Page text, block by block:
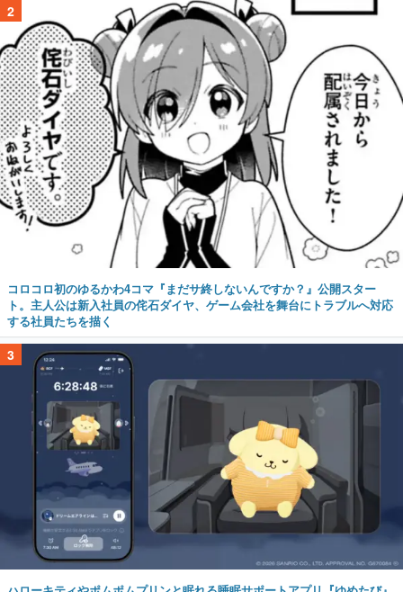
2
コロコロ初のゆるかわ4コマ『まだサ終しないんですか？』公開スター
ト。主人公は新入社員の侘石ダイヤ、ゲーム会社を舞台にトラブルへ対応
する社員たちを描く
3